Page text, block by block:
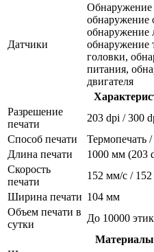
Датчики
Обнаружение
обнаружение
обнаружение
обнаружение
головки,
питания,
двигателя
Разрешение
печати
203 dpi / 300
Способ печати
Термопечать
Длина печати
1000 мм (203
Скорость
печати
152 мм/с /
Ширина печати 104 мм
Объем печати в
сутки
До 10000
Материалы